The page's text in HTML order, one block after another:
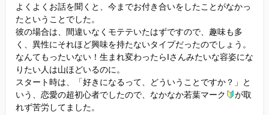
よくよくお話を聞くと、今までお付き合いをしたことがなかっ
たということでした。
彼の場合は、間違いなくモテテいたはずですので、趣味も多
く、異性にそれほど興味を持たないタイプだったのでしょう。
なんてもったいない！生まれ変わったらIさんみたいな容姿にな
りたい人は山ほどいるのに。
スタート時は、「好きになるって、どういうことですか？」と
いう、恋愛の超初心者でしたので、なかなか若葉マーク
が取
れず苦労してました。